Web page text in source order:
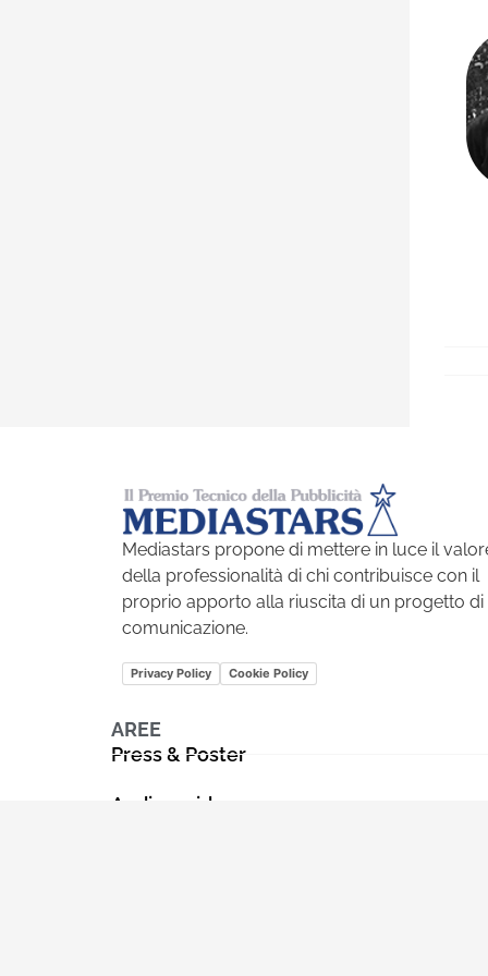
Mediastars propone di mettere in luce il
della professionalità di chi contribuisce con il
proprio apporto alla riuscita di un progetto di
comunicazione.
Privacy Policy Cookie Policy
AREE
Press & Poster
Audio e video